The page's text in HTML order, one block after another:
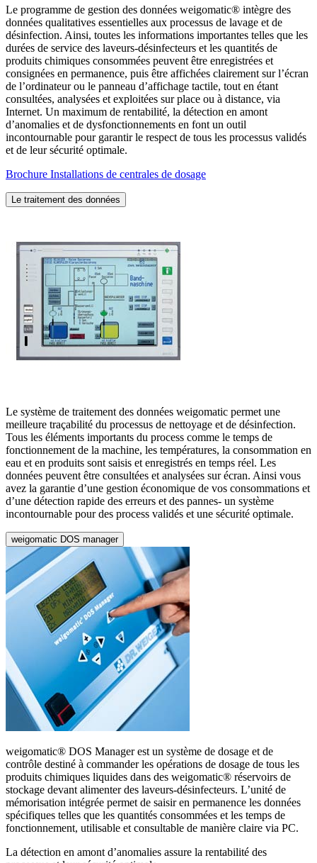
Le programme de gestion des données weigomatic® intègre des
données qualitatives essentielles aux processus de lavage et de
désinfection. Ainsi, toutes les informations importantes telles que les
durées de service des laveurs-désinfecteurs et les quantités de
produits chimiques consommées peuvent être enregistrées et
consignées en permanence, puis être affichées clairement sur l’écran
de l’ordinateur ou le panneau d’affichage tactile, tout en étant
consultées, analysées et exploitées sur place ou à distance, via
Internet. Un maximum de rentabilité, la détection en amont
d’anomalies et de dysfonctionnements en font un outil
incontournable pour garantir le respect de tous les processus validés
et de leur sécurité optimale.
Brochure Installations de centrales de dosage
Le traitement des données
Le système de traitement des données weigomatic permet une
meilleure traçabilité du processus de nettoyage et de désinfection.
Tous les éléments importants du process comme le temps de
fonctionnement de la machine, les températures, la consommation en
eau et en produits sont saisis et enregistrés en temps réel. Les
données peuvent être consultées et analysées sur écran. Ainsi vous
avez la garantie d’une gestion économique de vos consommations et
d’une détection rapide des erreurs et des pannes- un système
incontournable pour des process validés et une sécurité optimale.
weigomatic DOS manager
weigomatic® DOS Manager est un système de dosage et de
contrôle destiné à commander les opérations de dosage de tous les
produits chimiques liquides dans des weigomatic® réservoirs de
stockage devant alimenter des laveurs-désinfecteurs. L’unité de
mémorisation intégrée permet de saisir en permanence les données
spécifiques telles que les quantités consommées et les temps de
fonctionnement, utilisable et consultable de manière claire via PC.
La détection en amont d’anomalies assure la rentabilité des